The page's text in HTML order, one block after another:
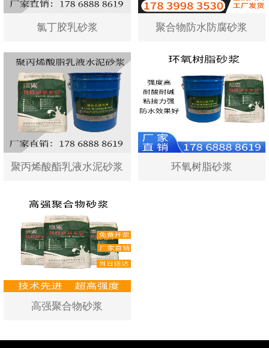
氯丁胶乳砂浆 聚合物防水防腐砂浆
聚丙烯酸酯乳液水泥砂浆 环氧树脂砂浆
高强聚合物砂浆